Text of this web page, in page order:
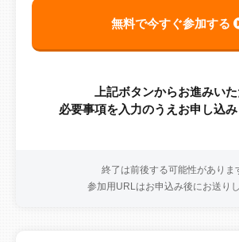
無料で今すぐ参加する
上記ボタンからお進みい
必要事項を入力のうえお申し込み
終了は前後する可能性がありま
参加用URLはお申込み後にお送りし